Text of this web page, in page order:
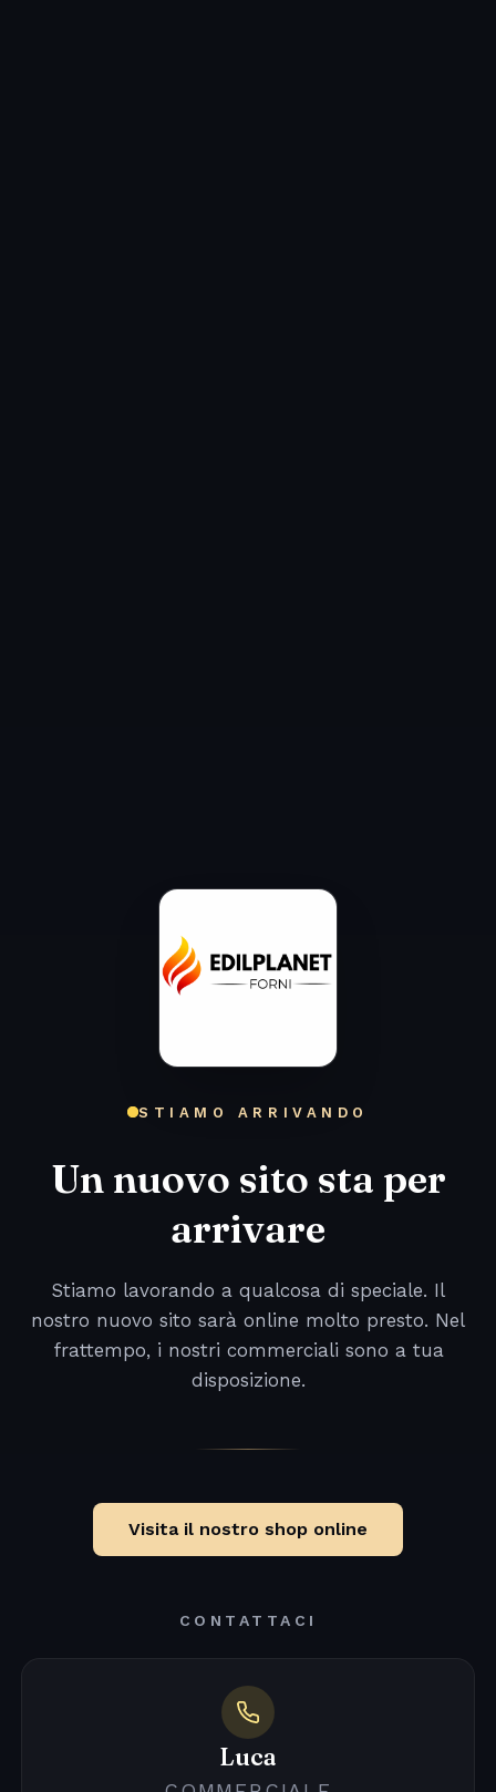
STIAMO ARRIVANDO
Un nuovo sito sta per
arrivare
Stiamo lavorando a qualcosa di speciale. Il
nostro nuovo sito sarà online molto presto. Nel
frattempo, i nostri commerciali sono a tua
disposizione.
Visita il nostro shop online
CONTATTACI
Luca